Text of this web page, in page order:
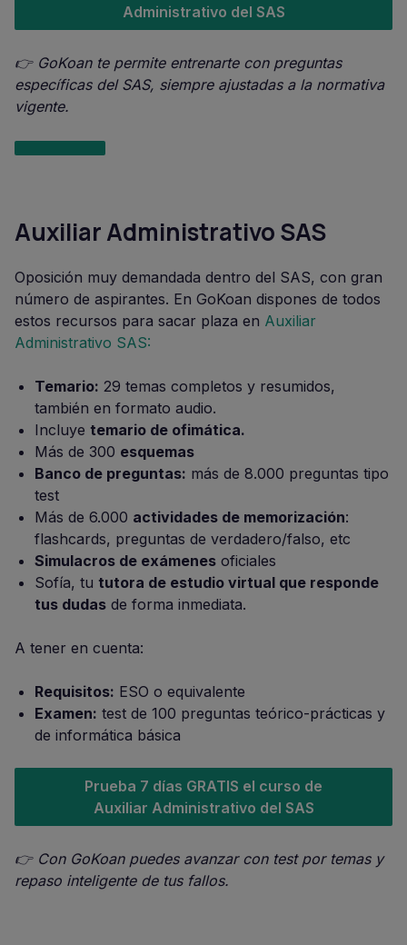
Administrativo del SAS
👉 GoKoan te permite entrenarte con preguntas
específicas del SAS, siempre ajustadas a la normativa
vigente.
Auxiliar Administrativo SAS
Oposición muy demandada dentro del SAS, con gran
número de aspirantes. En GoKoan dispones de todos
estos recursos para sacar plaza en Auxiliar
Administrativo SAS:
Temario: 29 temas completos y resumidos,
también en formato audio.
Incluye temario de ofimática.
Más de 300 esquemas
Banco de preguntas: más de 8.000 preguntas tipo
test
Más de 6.000 actividades de memorización:
flashcards, preguntas de verdadero/falso, etc
Simulacros de exámenes oficiales
Sofía, tu tutora de estudio virtual que responde
tus dudas de forma inmediata.
A tener en cuenta:
Requisitos: ESO o equivalente
Examen: test de 100 preguntas teórico-prácticas y
de informática básica
Prueba 7 días GRATIS el curso de
Auxiliar Administrativo del SAS
👉 Con GoKoan puedes avanzar con test por temas y
repaso inteligente de tus fallos.